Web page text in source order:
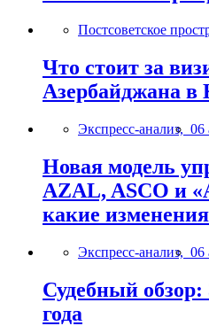
Постсоветское
Что стоит за
Азербайджана в
Экспресс-анализ, 06
Новая модель
AZAL, ASCO и
какие
Экспресс-анализ, 06
Судебный обзор:
года